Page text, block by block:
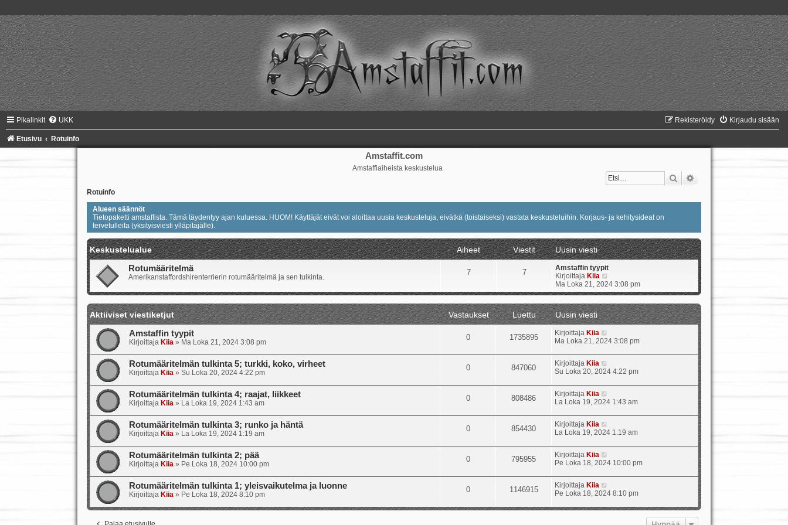
Pikalinkit UKK Kirjaudu sisään
Rekisteröidy
Etusivu Rotuinfo
Amstaffit.com
Amstaffiaiheista keskustelua
Etsi
Rotuinfo
Alueen säännöt
Tietopaketti amstaffista. Tämä täydentyy ajan kuluessa. HUOM! Käyttäjät eivät voi aloittaa uusia keskusteluja, eivätkä (toistaiseksi) vastata keskusteluihin. Korjaus- ja kehitysideat on
tervetulleita (yksityisviesti ylläpitäjälle).
Keskustelualue Aiheet Viestit
Uusin viesti
Rotumääritelmä
Amerikanstaffordshirenterrierin rotumääritelmä ja sen tulkinta.
7 7
Amstaffin tyypit
KirjoittajaKiia
ä
y
ä
u
u
i
v
e
i
Ma Loka 21, 2024 3:08 pm
Aktiiviset viestiketjut Vastaukset Luettu
Uusin viesti
Amstaffin tyypit
Kirjoittaja Kiia » Ma Loka 21, 2024 3:08 pm
0 1735895 KirjoittajaKiia
Ma Loka 21, 2024 3:08 pm
Rotumääritelmän tulkinta 5; turkki, koko, virheet
Kirjoittaja Kiia » Su Loka 20, 2024 4:22 pm
0 847060 KirjoittajaKiia
Su Loka 20, 2024 4:22 pm
Rotumääritelmän tulkinta 4; raajat, liikkeet
Kirjoittaja Kiia » La Loka 19, 2024 1:43 am
0 808486 KirjoittajaKiia
La Loka 19, 2024 1:43 am
Rotumääritelmän tulkinta 3; runko ja häntä
Kirjoittaja Kiia » La Loka 19, 2024 1:19 am
0 854430 KirjoittajaKiia
La Loka 19, 2024 1:19 am
Rotumääritelmän tulkinta 2; pää
Kirjoittaja Kiia » Pe Loka 18, 2024 10:00 pm
0 795955 KirjoittajaKiia
Pe Loka 18, 2024 10:00 pm
Rotumääritelmän tulkinta 1; yleisvaikutelma ja luonne
Kirjoittaja Kiia » Pe Loka 18, 2024 8:10 pm
0 1146915 KirjoittajaKiia
Pe Loka 18, 2024 8:10 pm